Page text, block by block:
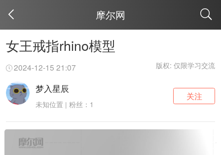
摩尔网
女王戒指rhino模型
2024-12-15 21:07 版权: 仅限学习交流
梦入星辰
未知位置 | 粉丝：1
关注
取消